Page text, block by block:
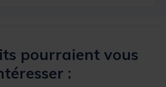
pourraient vous
: